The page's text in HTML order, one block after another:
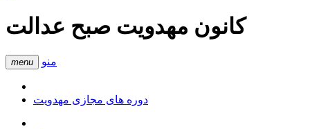
کانون مهدویت صبح عدالت
menu منو
دوره های مجازی مهدویت